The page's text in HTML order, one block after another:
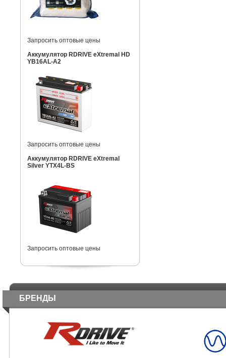
Запросить оптовые цены
Аккумулятор RDRIVE eXtremal HD
YB16AL-A2
Запросить оптовые цены
Аккумулятор RDRIVE eXtremal
Silver YTX4L-BS
Запросить оптовые цены
БРЕНДЫ